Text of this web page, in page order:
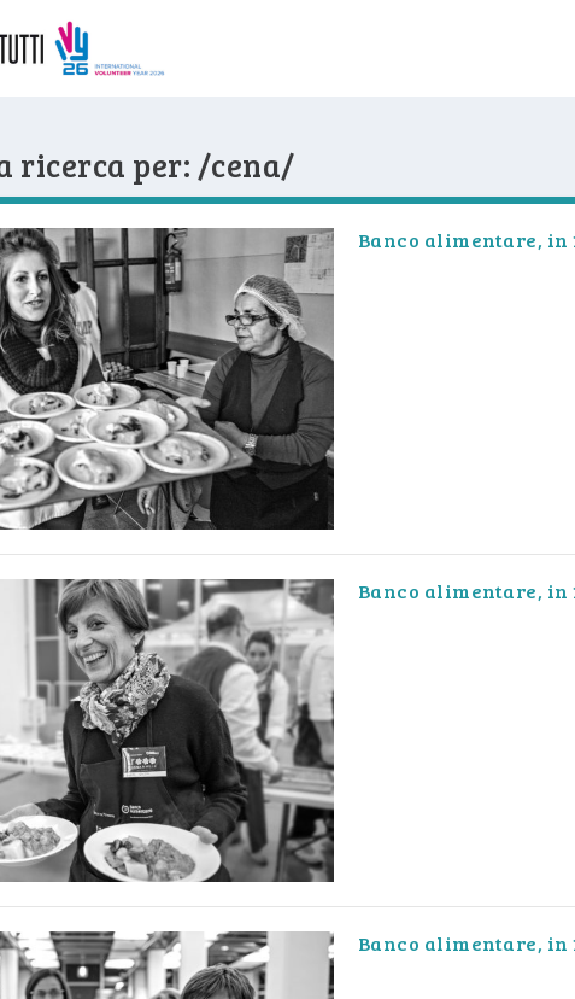
ricerca per: /cena/
Banco alimentare, in
Banco alimentare, in
Banco alimentare, in